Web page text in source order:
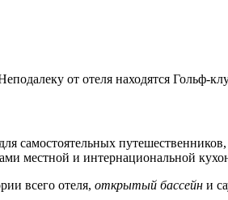
от отеля находятся Гольф-
самостоятельных
местной и интернациональной
всего отеля, открытый бассейн и